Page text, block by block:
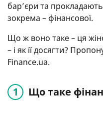
бар’єри та
зокрема – фінансової.
Що ж воно таке – ця
– і як її досягти?
Finance.ua.
Що таке